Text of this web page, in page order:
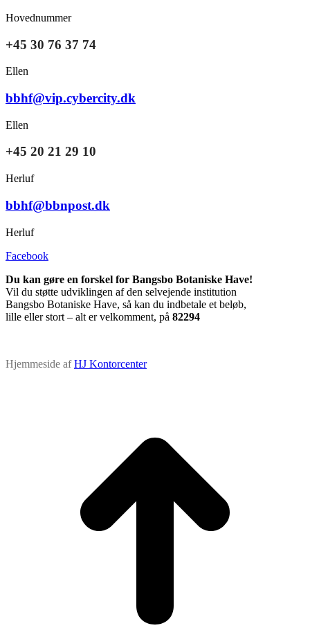
Hovednummer
+45 30 76 37 74
Ellen
bbhf@vip.cybercity.dk
Ellen
+45 20 21 29 10
Herluf
bbhf@bbnpost.dk
Herluf
Facebook
Du kan gøre en forskel for Bangsbo Botaniske Have!
Vil du støtte udviklingen af den selvejende institution
Bangsbo Botaniske Have, så kan du indbetale et beløb,
lille eller stort – alt er velkomment, på 82294
Hjemmeside afHJ Kontorcenter